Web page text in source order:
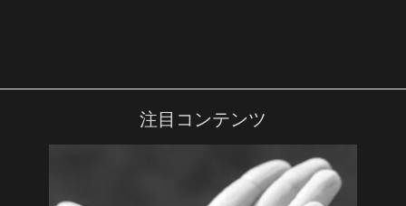
注目コンテンツ